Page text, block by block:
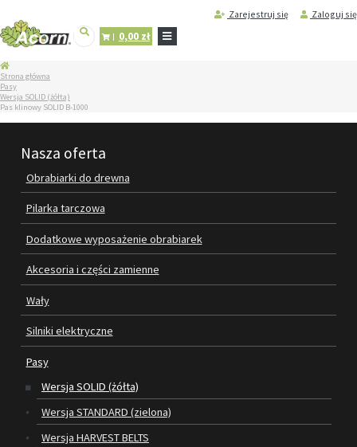
Zarejestruj się Zaloguj się
0,00 zł
STRONA
GŁÓWNA
SERWIS
MASZYN
OBRABIARKI DO DREWNA
DODATKOWE WYPOSAŻENIE
OBRABIAREK
AKCESORIA I CZĘŚCI ZAMIENNE
WAŁY
SILNIKI ELEKTRYCZNE
Strona główna
Pasy
Wersja SOLID (żółta)
Pas klinowy SOLID B-1000
Nasza oferta
Obrabiarki do drewna
Pilarka tarczowa
Dodatkowe wyposażenie obrabiarek
Akcesoria i części zamienne
Wały
Silniki elektryczne
Pasy
Wersja SOLID (żółta)
Wersja STANDARD (zielona)
Wersja HARVEST BELTS